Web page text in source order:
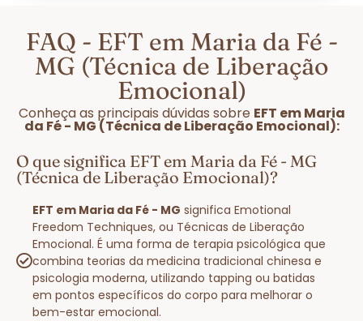
FAQ - EFT em Maria da Fé -
MG (Técnica de Liberação
Emocional)
Conheça as principais dúvidas sobre EFT em Maria
da Fé - MG (Técnica de Liberação Emocional):
O que significa EFT em Maria da Fé - MG
(Técnica de Liberação Emocional)?
EFT em Maria da Fé - MG significa Emotional
Freedom Techniques, ou Técnicas de Liberação
Emocional. É uma forma de terapia psicológica que
combina teorias da medicina tradicional chinesa e
psicologia moderna, utilizando tapping ou batidas
em pontos específicos do corpo para melhorar o
bem-estar emocional.